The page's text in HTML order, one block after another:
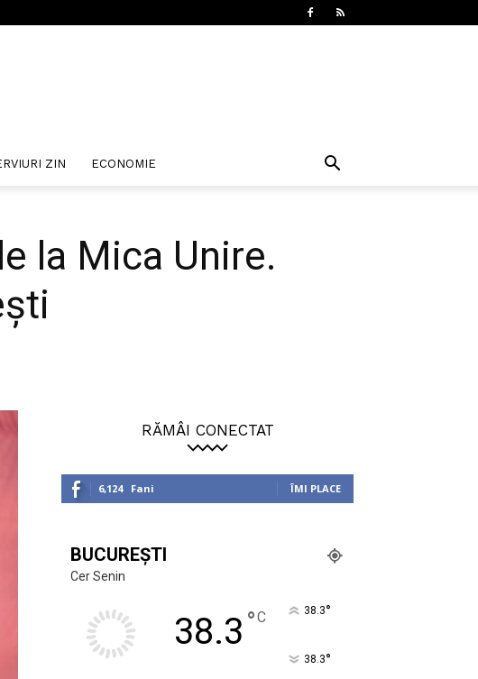
ZIN ECONOMIE
la Mica Unire.
RĂMÂI CONECTAT
6,124 Fani ÎMI PLACE
BUCUREȘTI
Cer Senin
38.3 °C 38.3°
38.3°